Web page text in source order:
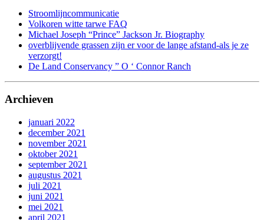
Stroomlijncommunicatie
Volkoren witte tarwe FAQ
Michael Joseph “Prince” Jackson Jr. Biography
overblijvende grassen zijn er voor de lange afstand-als je ze
verzorgt!
De Land Conservancy ” O ‘ Connor Ranch
Archieven
januari 2022
december 2021
november 2021
oktober 2021
september 2021
augustus 2021
juli 2021
juni 2021
mei 2021
april 2021